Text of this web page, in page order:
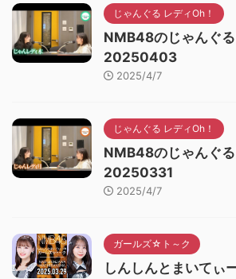
じゃんぐる レディOh！
NMB48のじゃんぐ
20250403
2025/4/7
じゃんぐる レディOh！
NMB48のじゃんぐ
20250331
2025/4/7
ガールズ☆ト～ク
しんしんとまいてぃ